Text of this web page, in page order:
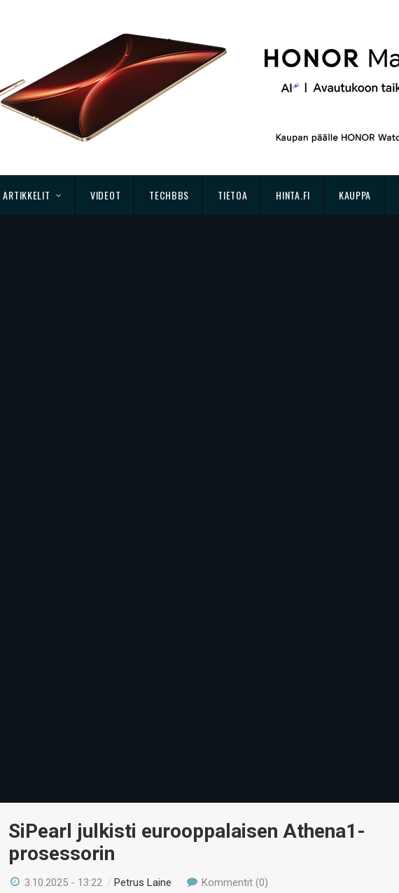
ARTIKKELIT VIDEOT TECHBBS TIETOA HINTA.FI KAUPPA
SiPearl julkisti eurooppalaisen Athena1-
prosessorin
3.10.2025 - 13:22 /Petrus Laine Kommentit (0)